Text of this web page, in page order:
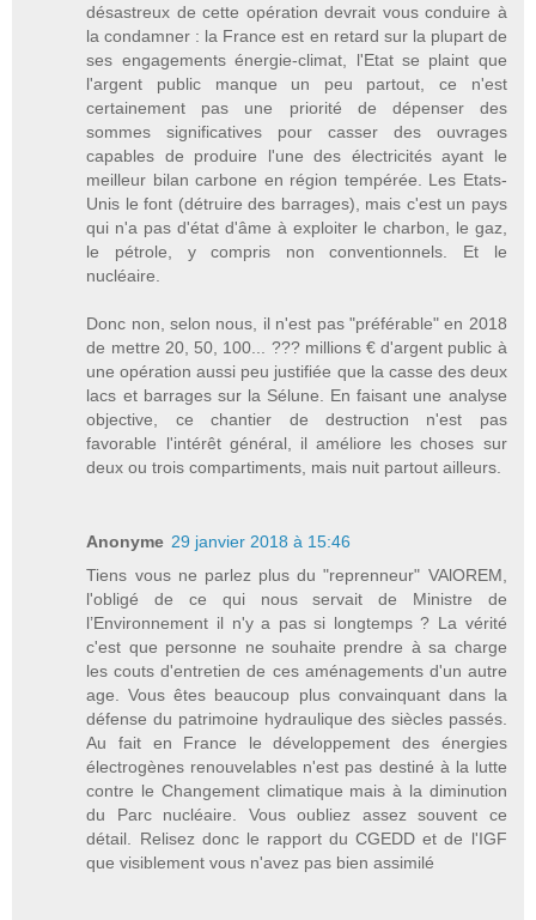
désastreux de cette opération devrait vous conduire à
la condamner : la France est en retard sur la plupart de
ses engagements énergie-climat, l'Etat se plaint que
l'argent public manque un peu partout, ce n'est
certainement pas une priorité de dépenser des
sommes significatives pour casser des ouvrages
capables de produire l'une des électricités ayant le
meilleur bilan carbone en région tempérée. Les Etats-
Unis le font (détruire des barrages), mais c'est un pays
qui n'a pas d'état d'âme à exploiter le charbon, le gaz,
le pétrole, y compris non conventionnels. Et le
nucléaire.
Donc non, selon nous, il n'est pas "préférable" en 2018
de mettre 20, 50, 100... ??? millions € d'argent public à
une opération aussi peu justifiée que la casse des deux
lacs et barrages sur la Sélune. En faisant une analyse
objective, ce chantier de destruction n'est pas
favorable l'intérêt général, il améliore les choses sur
deux ou trois compartiments, mais nuit partout ailleurs.
Anonyme 29 janvier 2018 à 15:46
Tiens vous ne parlez plus du "reprenneur" VAlOREM,
l'obligé de ce qui nous servait de Ministre de
l’Environnement il n'y a pas si longtemps ? La vérité
c'est que personne ne souhaite prendre à sa charge
les couts d'entretien de ces aménagements d'un autre
age. Vous êtes beaucoup plus convainquant dans la
défense du patrimoine hydraulique des siècles passés.
Au fait en France le développement des énergies
électrogènes renouvelables n'est pas destiné à la lutte
contre le Changement climatique mais à la diminution
du Parc nucléaire. Vous oubliez assez souvent ce
détail. Relisez donc le rapport du CGEDD et de l'IGF
que visiblement vous n'avez pas bien assimilé